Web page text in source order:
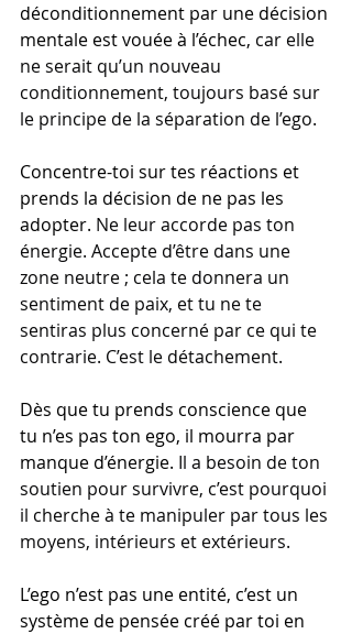
déconditionnement par une décision
mentale est vouée à l’échec, car elle
ne serait qu’un nouveau
conditionnement, toujours basé sur
le principe de la séparation de l’ego.
Concentre-toi sur tes réactions et
prends la décision de ne pas les
adopter. Ne leur accorde pas ton
énergie. Accepte d’être dans une
zone neutre ; cela te donnera un
sentiment de paix, et tu ne te
sentiras plus concerné par ce qui te
contrarie. C’est le détachement.
Dès que tu prends conscience que
tu n’es pas ton ego, il mourra par
manque d’énergie. Il a besoin de ton
soutien pour survivre, c’est pourquoi
il cherche à te manipuler par tous les
moyens, intérieurs et extérieurs.
L’ego n’est pas une entité, c’est un
système de pensée créé par toi en